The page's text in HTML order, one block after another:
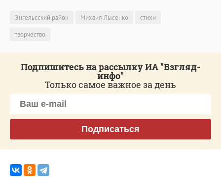
Энгельсский район Михаил Лысенко
стихи
творчество
Подпишитесь на рассылку ИА "Взгляд-
инфо"
Только самое важное за день
Подписаться